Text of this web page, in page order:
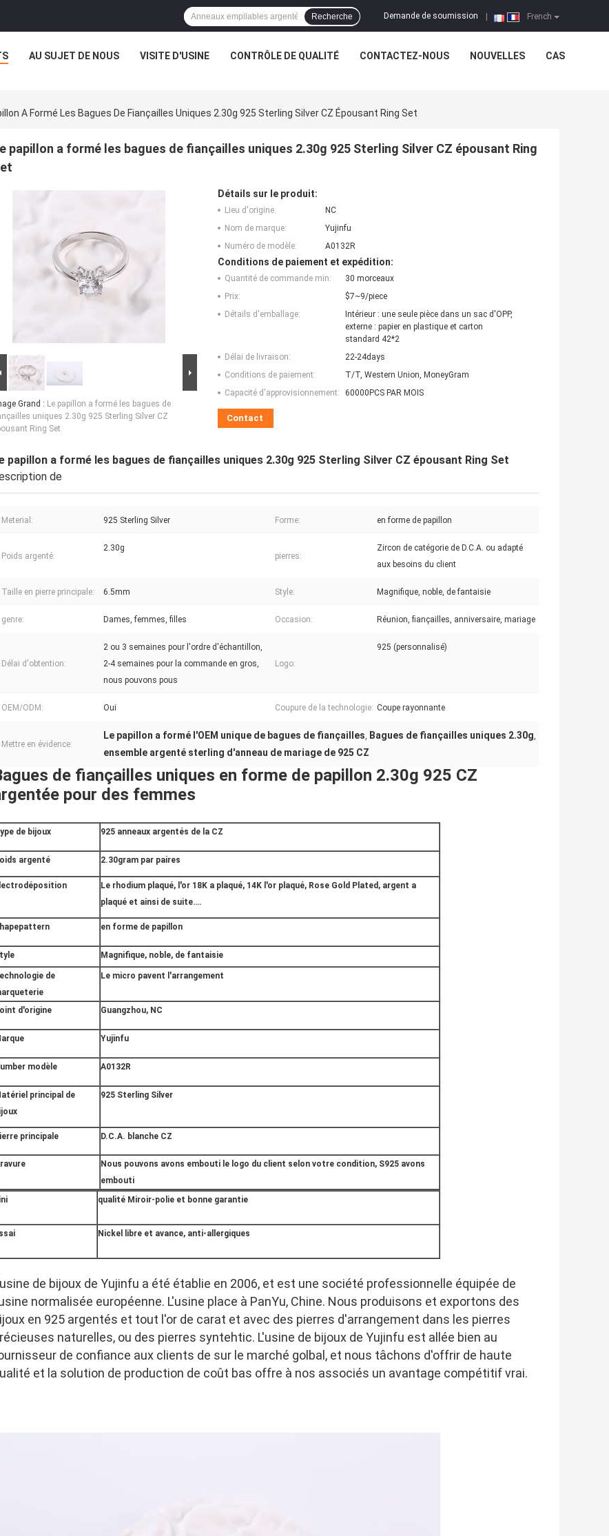
French
Demande de soumission
Recherche
AU SUJET DE NOUS VISITE D'USINE CONTRÔLE DE QUALITÉ CONTACTEZ-NOUS NOUVELLES CAS
A Formé Les Bagues De Fiançailles Uniques 2.30g 925 Sterling Silver CZ Épousant Ring Set
papillon a formé les bagues de fiançailles uniques 2.30g 925 Sterling Silver CZ épousant Ring
Grand : Le papillon a formé les bagues de
uniques 2.30g 925 Sterling Silver CZ
Ring Set
Détails sur le produit:
Lieu d'origine:
NC
Nom de marque:
Yujinfu
Numéro de modèle:
A0132R
Conditions de paiement et expédition:
Quantité de commande min:
30 morceaux
Prix:
$7~9/piece
Détails d'emballage:
Intérieur : une seule pièce dans un sac d'OPP,
externe : papier en plastique et carton
standard 42*2
Délai de livraison:
22-24days
Conditions de paiement:
T/T, Western Union, MoneyGram
Capacité d'approvisionnement:
60000PCS PAR MOIS
Contact
papillon a formé les bagues de fiançailles uniques 2.30g 925 Sterling Silver CZ épousant Ring Set
de
Meterial: 925 Sterling Silver Forme: en forme de papillon
Poids argenté:
2.30g
pierres:
Zircon de catégorie de D.C.A. ou adapté
aux besoins du client
Taille en pierre principale: 6.5mm Style: Magnifique, noble, de fantaisie
genre: Dames, femmes, filles Occasion: Réunion, fiançailles, anniversaire, mariage
Délai d'obtention:
2 ou 3 semaines pour l'ordre d'échantillon,
2-4 semaines pour la commande en gros,
nous pouvons pous
Logo:
925 (personnalisé)
OEM/ODM: Oui Coupure de la technologie: Coupe rayonnante
Mettre en évidence:
Le papillon a formé l'OEM unique de bagues de fiançailles, Bagues de fiançailles uniques 2.30g,
ensemble argenté sterling d'anneau de mariage de 925 CZ
de fiançailles uniques en forme de papillon 2.30g 925 CZ
pour des femmes
de bijoux 925 anneaux argentés de la CZ
argenté 2.30gram par paires
Le rhodium plaqué, l'or 18K a plaqué, 14K l'or plaqué, Rose Gold Plated, argent a
plaqué et ainsi de suite….
en forme de papillon
Magnifique, noble, de fantaisie
de
Le micro pavent l'arrangement
d'origine Guangzhou, NC
Yujinfu
modèle A0132R
principal de
925 Sterling Silver
principale D.C.A. blanche CZ
Nous pouvons avons embouti le logo du client selon votre condition, S925 avons
embouti
qualité Miroir-polie et bonne garantie
Nickel libre et avance, anti-allergiques
de bijoux de Yujinfu a été établie en 2006, et est une société professionnelle équipée de
normalisée européenne. L'usine place à PanYu, Chine. Nous produisons et exportons des
en 925 argentés et tout l'or de carat et avec des pierres d'arrangement dans les pierres
naturelles, ou des pierres syntehtic. L'usine de bijoux de Yujinfu est allée bien au
de confiance aux clients de sur le marché golbal, et nous tâchons d'offrir de haute
et la solution de production de coût bas offre à nos associés un avantage compétitif vrai.